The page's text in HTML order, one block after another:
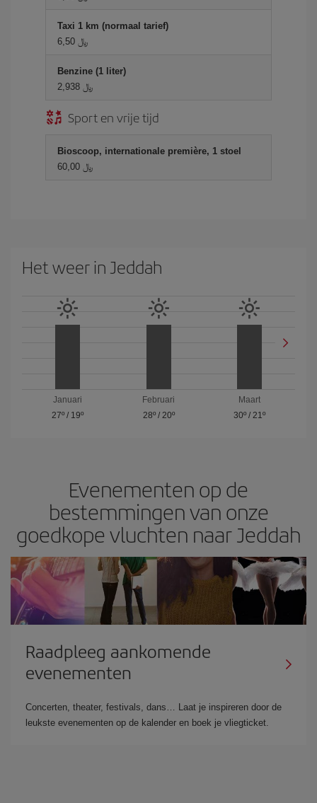
Taxi 1 km (normaal tarief)
6,50 ﷼
Benzine (1 liter)
2,938 ﷼
Sport en vrije tijd
Bioscoop, internationale première, 1 stoel
60,00 ﷼
Het weer in Jeddah
Januari
27º/ 19º
Februari
28º/ 20º
Maart
30º /21º
Evenementen op de
bestemmingen van onze
goedkope vluchten naar Jeddah
Raadpleeg aankomende
evenementen
Concerten, theater, festivals, dans… Laat je inspireren door de
leukste evenementen op de kalender en boek je vliegticket.